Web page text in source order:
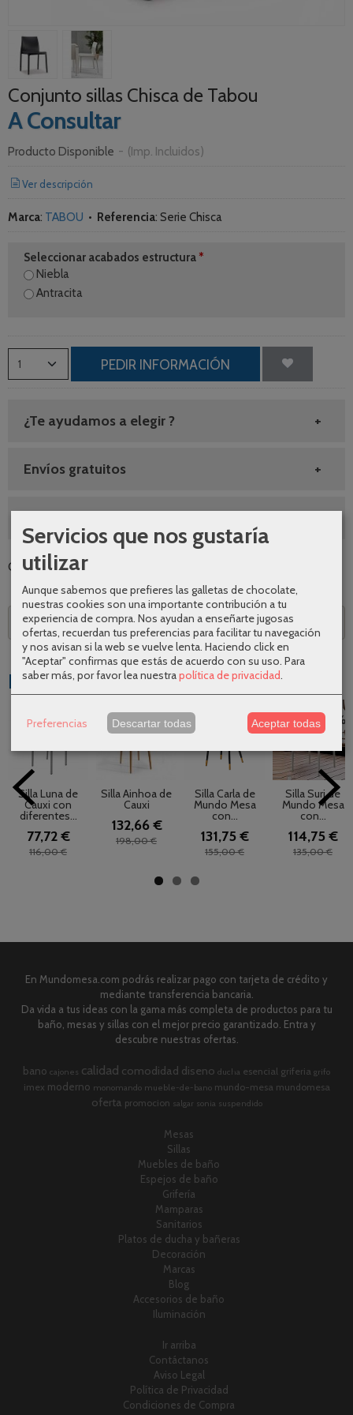
Conjunto sillas Chisca de Tabou
A Consultar
Producto Disponible - (Imp. Incluidos)
Ver descripción
Marca: TABOU • Referencia: Serie Chisca
Seleccionar acabados estructura *
Niebla
Antracita
PEDIR INFORMACIÓN
¿Te ayudamos a elegir ?
Envíos gratuitos
Categoría:Sillas
Descripción
Productos Relacionados
-33 %
Silla Luna de
Cauxi con
diferentes...
77,72 €
116,00 €
-33 %
Silla Ainhoa de
Cauxi
132,66 €
198,00 €
-15 %
Silla Carla de
Mundo Mesa
con...
131,75 €
155,00 €
-15 %
Silla Suri de
Mundo Mesa
con...
114,75 €
135,00 €
En Mundomesa.com podrás realizar pago con tarjeta de crédito y
mediante transferencia bancaria.
Da vida a tus ideas con la gama más completa de productos para tu
baño, mesas y sillas con el mejor precio garantizado. Entra y
descubre nuestras ofertas.
bano cajones calidad comodidad diseno ducha esencial griferia grifo
imex moderno monomando mueble-de-bano mundo-mesa mundomesa
oferta promocion salgar sonia suspendido
Mesas
Sillas
Muebles de baño
Espejos de baño
Grifería
Mamparas
Sanitarios
Platos de ducha y bañeras
Decoración
Marcas
Blog
Accesorios de baño
Iluminación
Ir arriba
Contáctanos
Aviso Legal
Política de Privacidad
Condiciones de Compra
Servicios que nos gustaría
utilizar
Aunque sabemos que prefieres las galletas de chocolate,
nuestras cookies son una importante contribución a tu
experiencia de compra. Nos ayudan a enseñarte jugosas
ofertas, recuerdan tus preferencias para facilitar tu navegación
y nos avisan si la web se vuelve lenta. Haciendo click en
"Aceptar" confirmas que estás de acuerdo con su uso. Para
saber más, por favor lea nuestrapolítica de privacidad.
Preferencias Descartar todas Aceptar todas